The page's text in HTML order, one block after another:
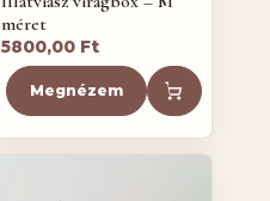
méret
5800,00 Ft
Megnézem